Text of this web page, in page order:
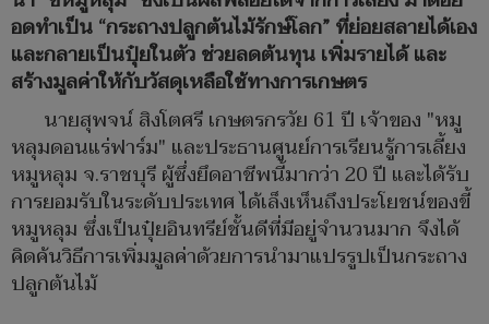
อดทำเป็น “กระถางปลูกต้นไม้รักษ์โลก” ที่ย่อยสลายได้เอง
และกลายเป็นปุ๋ยในตัว ช่วยลดต้นทุน เพิ่มรายได้ และ
สร้างมูลค่าให้กับวัสดุเหลือใช้ทางการเกษตร
นายสุพจน์ สิงโตศรี เกษตรกรวัย 61 ปี เจ้าของ "หมู
หลุมดอนแร่ฟาร์ม" และประธานศูนย์การเรียนรู้การเลี้ยง
หมูหลุม จ.ราชบุรี ผู้ซึ่งยึดอาชีพนี้มากว่า 20 ปี และได้รับ
การยอมรับในระดับประเทศ ได้เล็งเห็นถึงประโยชน์ของขี้
หมูหลุม ซึ่งเป็นปุ๋ยอินทรีย์ชั้นดีที่มีอยู่จำนวนมาก จึงได้
คิดค้นวิธีการเพิ่มมูลค่าด้วยการนำมาแปรรูปเป็นกระถาง
ปลูกต้นไม้